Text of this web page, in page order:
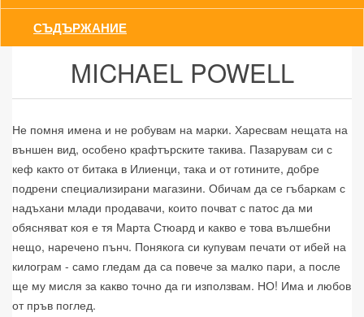
СЪДЪРЖАНИЕ
MICHAEL POWELL
Не помня имена и не робувам на марки. Харесвам нещата на
външен вид, особено крафтърските такива. Пазарувам си с
кеф както от битака в Илиенци, така и от готините, добре
подрени специализирани магазини. Обичам да се гъбаркам с
надъхани млади продавачи, които почват с патос да ми
обясняват коя е тя Марта Стюард и какво е това вълшебни
нещо, наречено пънч. Понякога си купувам печати от ибей на
килограм - само гледам да са повече за малко пари, а после
ще му мисля за какво точно да ги използвам. НО! Има и любов
от пръв поглед.